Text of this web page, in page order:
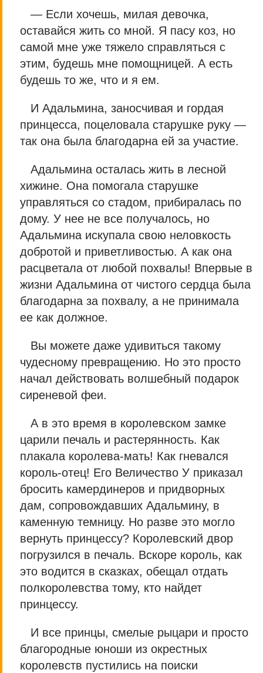
— Если хочешь, милая девочка,
оставайся жить со мной. Я пасу коз, но
самой мне уже тяжело справляться с
этим, будешь мне помощницей. А есть
будешь то же, что и я ем.
И Адальмина, заносчивая и гордая
принцесса, поцеловала старушке руку —
так она была благодарна ей за участие.
Адальмина осталась жить в лесной
хижине. Она помогала старушке
управляться со стадом, прибиралась по
дому. У нее не все получалось, но
Адальмина искупала свою неловкость
добротой и приветливостью. А как она
расцветала от любой похвалы! Впервые в
жизни Адальмина от чистого сердца была
благодарна за похвалу, а не принимала
ее как должное.
Вы можете даже удивиться такому
чудесному превращению. Но это просто
начал действовать волшебный подарок
сиреневой феи.
А в это время в королевском замке
царили печаль и растерянность. Как
плакала королева-мать! Как гневался
король-отец! Его Величество У приказал
бросить камердинеров и придворных
дам, сопровождавших Адальмину, в
каменную темницу. Но разве это могло
вернуть принцессу? Королевский двор
погрузился в печаль. Вскоре король, как
это водится в сказках, обещал отдать
полкоролевства тому, кто найдет
принцессу.
И все принцы, смелые рыцари и просто
благородные юноши из окрестных
королевств пустились на поиски